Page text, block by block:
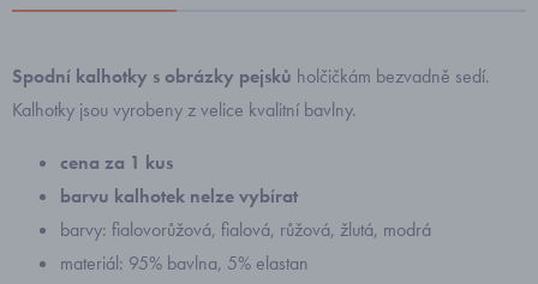
Spodní kalhotky s obrázky pejsků holčičkám bezvadně sedí.
Kalhotky jsou vyrobeny z velice kvalitní bavlny.
cena za 1 kus
barvu kalhotek nelze vybírat
barvy: fialovorůžová, fialová, růžová, žlutá, modrá
materiál: 95% bavlna, 5% elastan